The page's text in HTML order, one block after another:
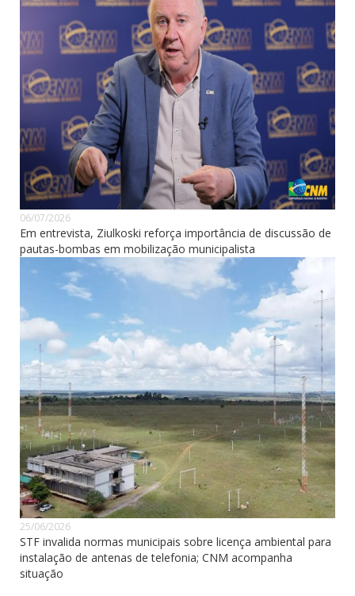
06/07/2026
Em entrevista, Ziulkoski reforça importância de discussão de
pautas-bombas em mobilização municipalista
25/06/2026
STF invalida normas municipais sobre licença ambiental para
instalação de antenas de telefonia; CNM acompanha
situação